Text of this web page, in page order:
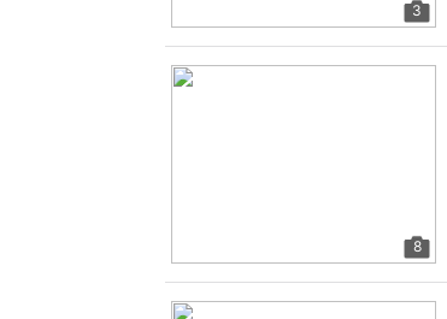
3
8